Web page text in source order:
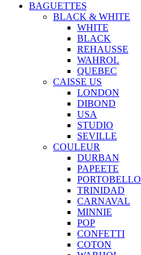
BAGUETTES
BLACK & WHITE
WHITE
BLACK
REHAUSSE
WAHROL
QUEBEC
CAISSE US
LONDON
DIBOND
USA
STUDIO
SEVILLE
COULEUR
DURBAN
PAPEETE
PORTOBELLO
TRINIDAD
CARNAVAL
MINNIE
POP
CONFETTI
COTON